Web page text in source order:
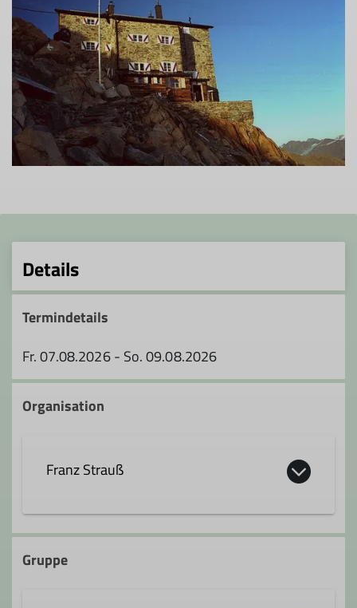
Details
Termindetails
Fr. 07.08.2026 - So. 09.08.2026
Organisation
Franz Strauß
07331 82888 ab 19:00 Uhr
Gruppe